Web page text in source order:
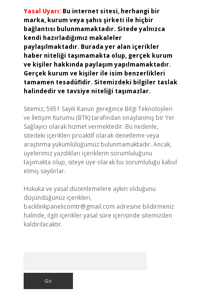
Yasal Uyarı: Bu internet sitesi, herhangi bir
marka, kurum veya şahıs şirketi ile hiçbir
bağlantısı bulunmamaktadır. Sitede yalnızca
kendi hazırladığımız makaleler
paylaşılmaktadır. Burada yer alan içerikler
haber niteliği taşımamakta olup, gerçek kurum
ve kişiler hakkında paylaşım yapılmamaktadır.
Gerçek kurum ve kişiler ile isim benzerlikleri
tamamen tesadüfidir. Sitemizdeki bilgiler taslak
halindedir ve tavsiye niteliği taşımazlar.
Sitemiz, 5651 Sayılı Kanun gereğince Bilgi Teknolojileri
ve İletişim Kurumu (BTK) tarafından onaylanmış bir Yer
Sağlayıcı olarak hizmet vermektedir. Bu nedenle,
sitedeki içerikleri proaktif olarak denetleme veya
araştırma yükümlülüğümüz bulunmamaktadır. Ancak,
üyelerimiz yazdıkları içeriklerin sorumluluğunu
taşımakta olup, siteye üye olarak bu sorumluluğu kabul
etmiş sayılırlar.
Hukuka ve yasal düzenlemelere aykırı olduğunu
düşündüğünüz içerikleri,
backlinkpanelicomtr@gmail.com adresine bildirmeniz
halinde, ilgili içerikler yasal süre içerisinde sitemizden
kaldırılacaktır.